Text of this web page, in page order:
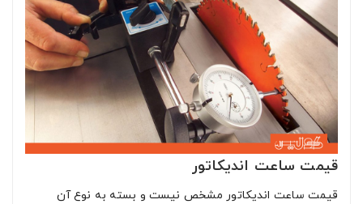
قیمت ساعت اندیکاتور
قیمت ساعت اندیکاتور مشخص نیست و بسته به نوع آن